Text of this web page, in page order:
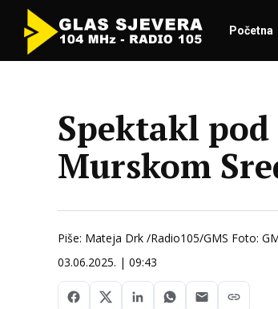
Početna
Spektakl
Murskom
Piše: Mateja Drk /Radio105/GMS Foto:
03.06.2025. | 09:43